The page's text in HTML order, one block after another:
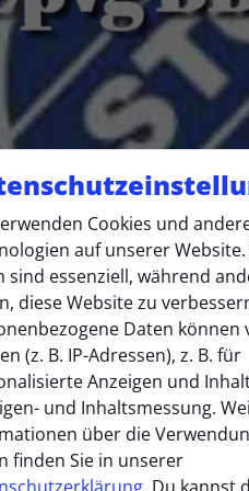
Cookies und
auf unserer Website.
sind essenziell, während
diese Website zu
Daten
(z. B. IP-Adressen), z. B. für
Anzeigen und
und Inhaltsmessung.
über die
finden Sie in unserer
08.06.2026 09:49 Uhr